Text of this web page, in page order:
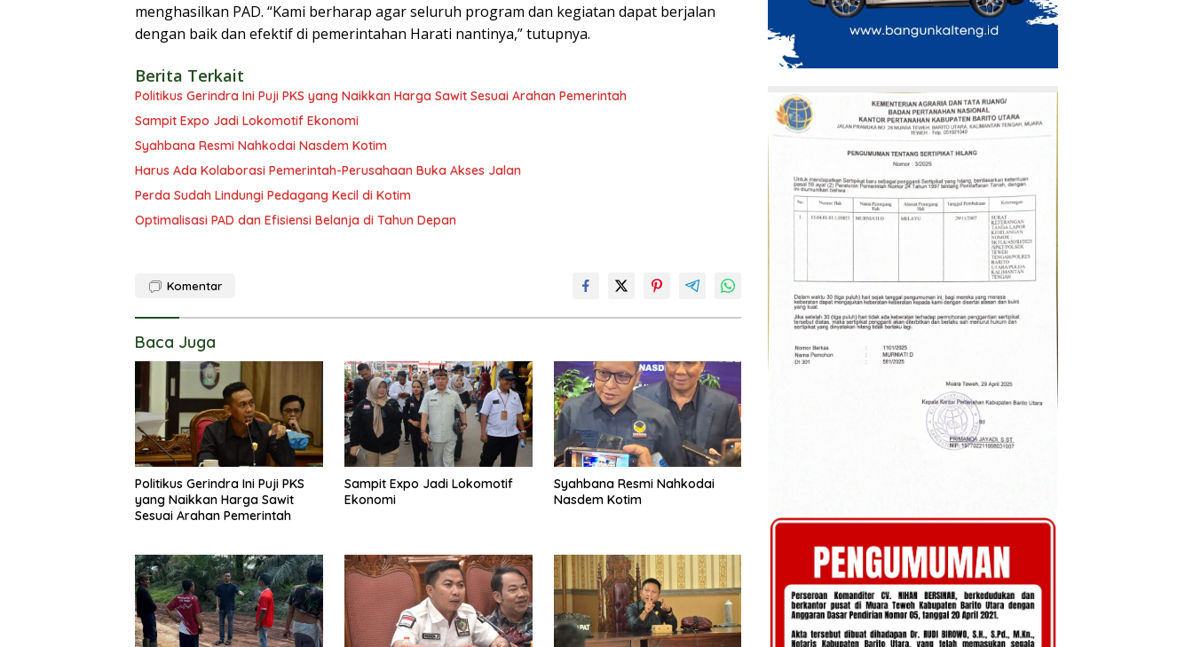
menghasilkan PAD. “Kami berharap agar seluruh program dan kegiatan dapat berjalan
dengan baik dan efektif di pemerintahan Harati nantinya,” tutupnya.
Berita Terkait
Politikus Gerindra Ini Puji PKS yang Naikkan Harga Sawit Sesuai Arahan Pemerintah
Sampit Expo Jadi Lokomotif Ekonomi
Syahbana Resmi Nahkodai Nasdem Kotim
Harus Ada Kolaborasi Pemerintah-Perusahaan Buka Akses Jalan
Perda Sudah Lindungi Pedagang Kecil di Kotim
Optimalisasi PAD dan Efisiensi Belanja di Tahun Depan
Komentar
Baca Juga
Politikus Gerindra Ini Puji PKS
yang Naikkan Harga Sawit
Sesuai Arahan Pemerintah
Sampit Expo Jadi Lokomotif
Ekonomi
Syahbana Resmi Nahkodai
Nasdem Kotim